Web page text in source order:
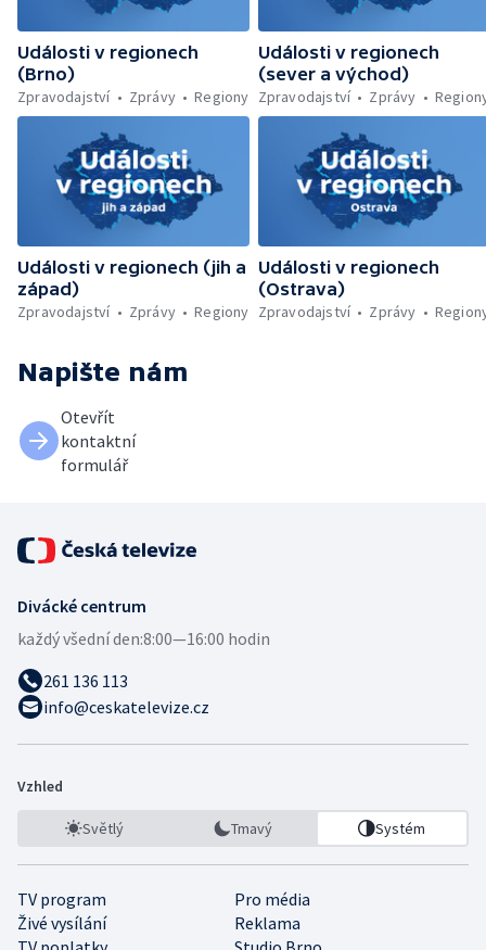
Události v regionech
(Brno)
Zpravodajství
Zprávy Regiony
Události v regionech
(sever a východ)
Zpravodajství
Zprávy
Události v regionech (jih a
západ)
Zpravodajství
Zprávy Regiony
Události v regionech
(Ostrava)
Zpravodajství
Zprávy
Napište nám
Otevřít
kontaktní
formulář
Divácké centrum
každý všední den:8:00—16:00 hodin
261 136 113
info@ceskatelevize.cz
Vzhled
Světlý Tmavý Systém
TV program
Pro média
Živé vysílání
Reklama